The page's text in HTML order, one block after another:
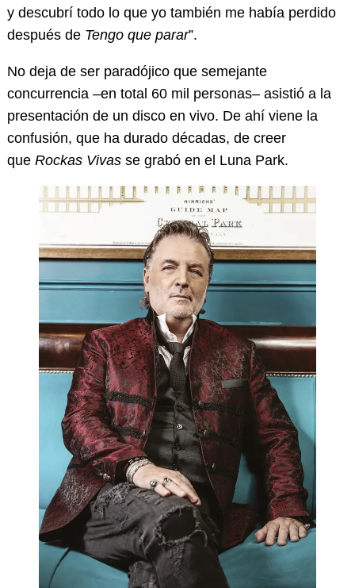
y descubrí todo lo que yo también me había perdido
después de Tengo que parar”.
No deja de ser paradójico que semejante
concurrencia –en total 60 mil personas– asistió a la
presentación de un disco en vivo. De ahí viene la
confusión, que ha durado décadas, de creer
que Rockas Vivasse grabó en el Luna Park.